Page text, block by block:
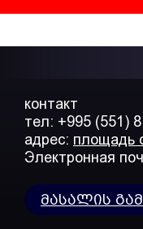
контакт
тел: +995 (551)
адрес: площадь
Электронная
მასალის